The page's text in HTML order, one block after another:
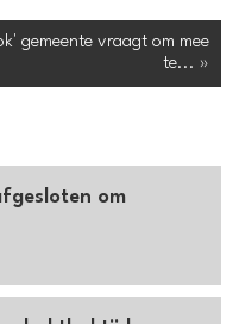
gemeente vraagt om mee
te... »
om